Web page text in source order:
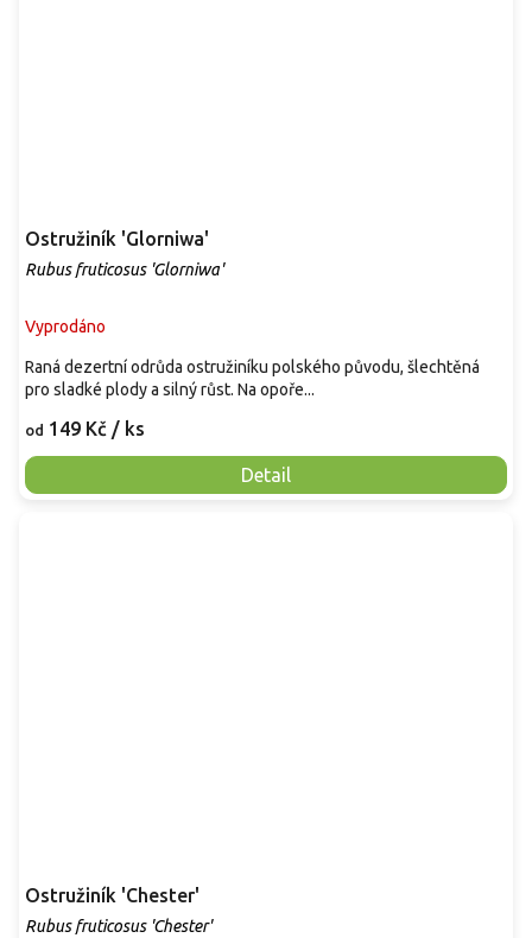
Ostružiník 'Glorniwa'
Rubus fruticosus 'Glorniwa'
Vyprodáno
od 149 Kč / ks
Detail
Raná dezertní odrůda ostružiníku polského původu, šlechtěná
pro sladké plody a silný růst. Na opoře...
Ostružiník 'Chester'
Rubus fruticosus 'Chester'